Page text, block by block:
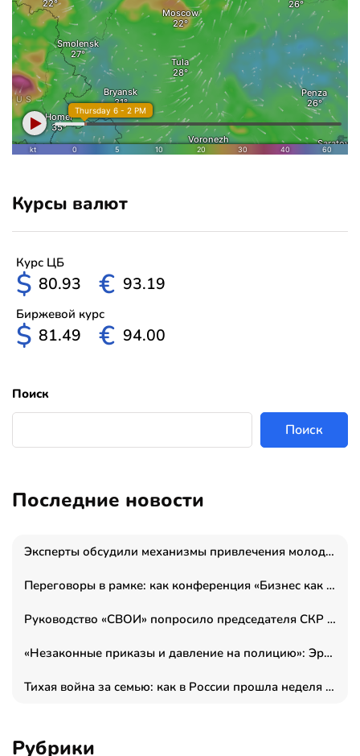
Курсы валют
Курс ЦБ
$ 80.93 € 93.19
Биржевой курс
$ 81.49 € 94.00
Поиск
Поиск
Последние новости
Эксперты обсудили механизмы привлечения молодых специалистов в промышленные города
Переговоры в рамке: как конференция «Бизнес как искусство» переформатирует деловой этикет в стенах ТПП РФ
Руководство «СВОИ» попросило председателя СКР дать правовую оценку обысков в тыловом штабе
«Незаконные приказы и давление на полицию»: Эрнеста Султанова задержали у посольства Израиля во время одиночного пикета
Тихая война за семью: как в России прошла неделя правовой помощи
Рубрики